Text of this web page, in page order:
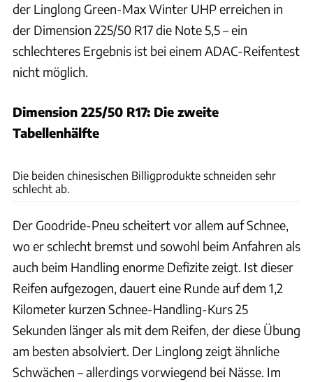
der Linglong Green-Max Winter UHP erreichen in
der Dimension 225/50 R17 die Note 5,5 – ein
schlechteres Ergebnis ist bei einem ADAC-Reifentest
nicht möglich.
Dimension 225/50 R17: Die zweite
Tabellenhälfte
Die beiden chinesischen Billigprodukte schneiden sehr
schlecht ab.
Der Goodride-Pneu scheitert vor allem auf Schnee,
wo er schlecht bremst und sowohl beim Anfahren als
auch beim Handling enorme Defizite zeigt. Ist dieser
Reifen aufgezogen, dauert eine Runde auf dem 1,2
Kilometer kurzen Schnee-Handling-Kurs 25
Sekunden länger als mit dem Reifen, der diese Übung
am besten absolviert. Der Linglong zeigt ähnliche
Schwächen – allerdings vorwiegend bei Nässe. Im